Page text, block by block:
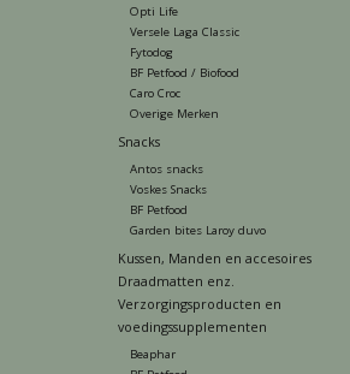
Opti Life
Versele Laga Classic
Fytodog
BF Petfood / Biofood
Caro Croc
Overige Merken
Snacks
Antos snacks
Voskes Snacks
BF Petfood
Garden bites Laroy duvo
Kussen, Manden en accesoires
Draadmatten enz.
Verzorgingsproducten en
voedingssupplementen
Beaphar